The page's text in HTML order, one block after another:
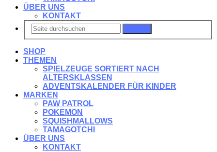
ÜBER UNS
KONTAKT
SHOP
THEMEN
SPIELZEUGE SORTIERT NACH
ALTERSKLASSEN
ADVENTSKALENDER FÜR KINDER
MARKEN
PAW PATROL
POKEMON
SQUISHMALLOWS
TAMAGOTCHI
ÜBER UNS
KONTAKT